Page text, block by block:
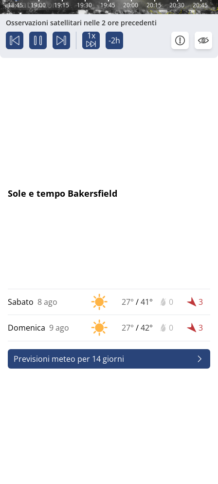
18:45 19:00 19:15 19:30 19:45 20:00 20:15 20:30 20:45
Osservazioni satellitari nelle 2 ore precedenti
1x -2h
Sole e tempo Bakersfield
Sabato 8 ago 27° /41° 0 3
Domenica 9 ago 27° /42° 0 3
Previsioni meteo per 14 giorni